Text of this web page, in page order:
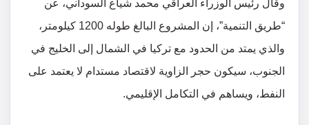
وقال رئيس الوزراء العراقي محمد شياع السوداني، عن
“طريق التنمية”، إن المشروع البالغ طوله 1200 كيلومتر،
والذي يمتد من الحدود مع تركيا في الشمال إلى الخليج في
الجنوب، سيكون حجر الزاوية لاقتصاد مستدام لا يعتمد على
النفط، ويساهم في التكامل الإقليمي.